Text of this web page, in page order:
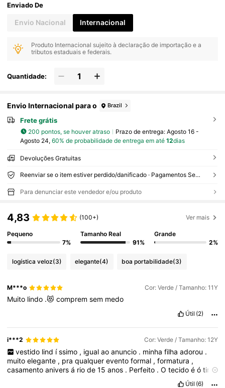
Enviado De
Envio Nacional Internacional
Produto Internacional sujeito à declaração de importação e a
tributos estaduais e federais.
Quantidade:
Envio Internacional para o Brazil
Frete grátis
200 pontos, se houver atraso Prazo de entrega: Agosto 16 -
Agosto 24, 60% de probabilidade de entrega em até 12dias
Devoluções Gratuitas
Reenviar se o item estiver perdido/danificado · Pagamentos Seguros · Proteção de privacidade
Para denunciar este vendedor e/ou produto
4,83 (100+) Ver mais
Pequeno
7%
Tamanho Real
91%
Grande
2%
logística veloz(3) elegante(4) boa portabilidade(3)
M***o Cor: Verde / Tamanho: 11Y
Muito lindo .😻compremsem medo
Útil (2)
i***2 Cor: Verde / Tamanho: 12Y
vestido lind íssimo , igual ao anuncio . minha filha adorou .
muitoelegante , praqualquereventoformal ,formatura ,
casamentoaniversá riode15anos . Perfeito .Otecidoéótimo
Útil (6)